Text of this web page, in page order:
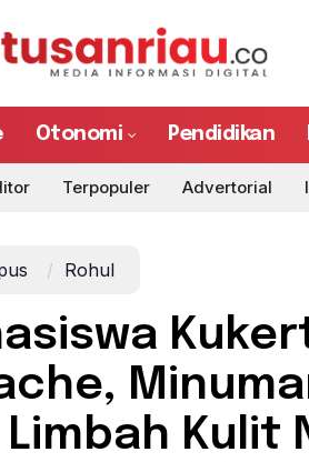
Otonomi Pendidikan
Terpopuler Advertorial
Rohul
Kulit